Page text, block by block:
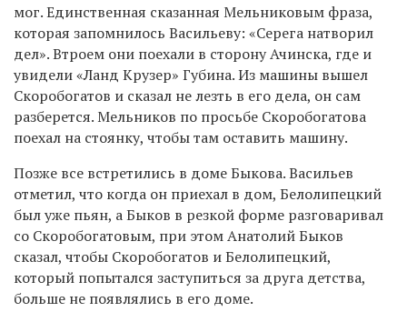
мог. Единственная сказанная Мельниковым фраза,
которая запомнилось Васильеву: «Серега натворил
дел». Втроем они поехали в сторону Ачинска, где и
увидели «Ланд Крузер» Губина. Из машины вышел
Скоробогатов и сказал не лезть в его дела, он сам
разберется. Мельников по просьбе Скоробогатова
поехал на стоянку, чтобы там оставить машину.
Позже все встретились в доме Быкова. Васильев
отметил, что когда он приехал в дом, Белолипецкий
был уже пьян, а Быков в резкой форме разговаривал
со Скоробогатовым, при этом Анатолий Быков
сказал, чтобы Скоробогатов и Белолипецкий,
который попытался заступиться за друга детства,
больше не появлялись в его доме.